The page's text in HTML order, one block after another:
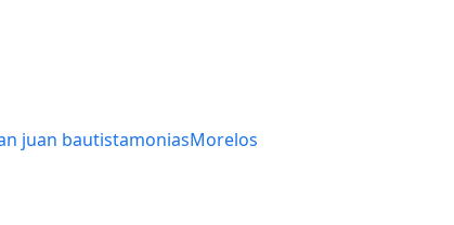
juan bautistamoniasMorelos